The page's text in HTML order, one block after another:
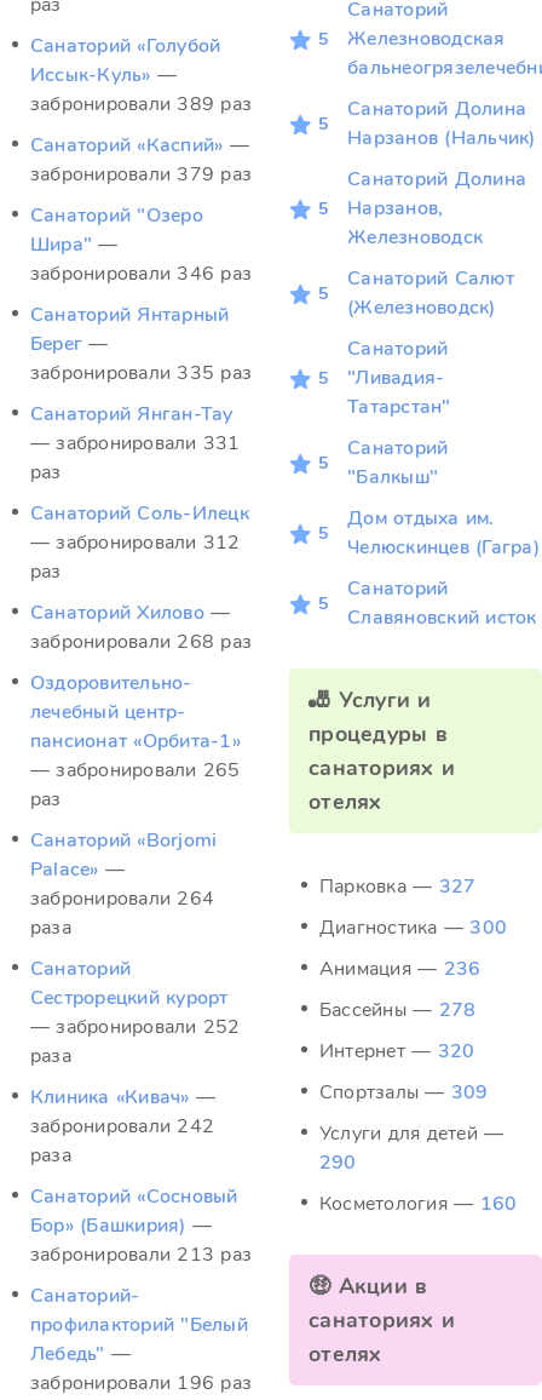
Санаторий «Голубой
Иссык-Куль» —
забронировали 389 раз
Санаторий «Каспий» —
забронировали 379 раз
Санаторий "Озеро
Шира" —
забронировали 346 раз
Санаторий Янтарный
Берег —
забронировали 335 раз
Санаторий Янган-Тау
— забронировали 331
раз
Санаторий Соль-Илецк
— забронировали 312
раз
Санаторий Хилово —
забронировали 268 раз
Оздоровительно-
лечебный центр-
пансионат «Орбита-1»
— забронировали 265
раз
Санаторий «Borjomi
Palace» —
забронировали 264
раза
Санаторий
Сестрорецкий курорт
— забронировали 252
раза
Клиника «Кивач» —
забронировали 242
раза
Санаторий «Сосновый
Бор» (Башкирия) —
забронировали 213 раз
Санаторий-
профилакторий "Белый
Лебедь" —
забронировали 196 раз
5
Санаторий
Железноводская
5
Санаторий Долина
Нарзанов (Нальчик)
5
Санаторий Долина
Нарзанов,
Железноводск
5
Санаторий Салют
(Железноводск)
5
Санаторий
"Ливадия-
Татарстан"
5
Санаторий
"Балкыш"
5
Дом отдыха им.
Челюскинцев (Гагра)
5
Санаторий
Славяновский исток
🎳 Услуги и
процедуры в
санаториях и
отелях
Парковка — 327
Диагностика — 300
Анимация — 236
Бассейны — 278
Интернет — 320
Спортзалы — 309
Услуги для детей —
290
Косметология — 160
🤑 Акции в
санаториях и
отелях